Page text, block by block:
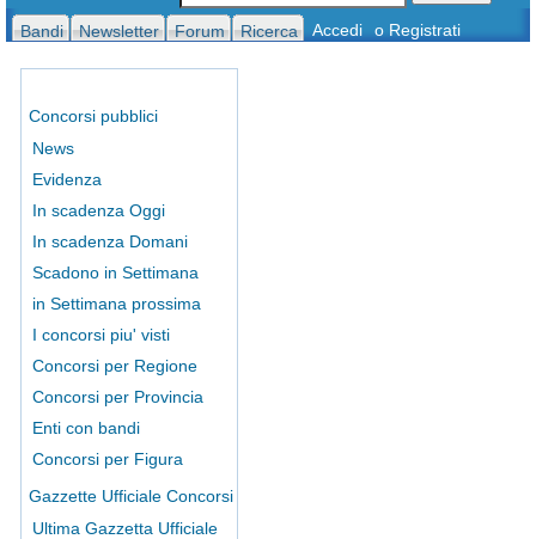
Bandi Newsletter Forum Ricerca Accedi o Registrati
Concorsi pubblici
News
Evidenza
In scadenza Oggi
In scadenza Domani
Scadono in Settimana
in Settimana prossima
I concorsi piu' visti
Concorsi per Regione
Concorsi per Provincia
Enti con bandi
Concorsi per Figura
Gazzette Ufficiale Concorsi
Ultima Gazzetta Ufficiale